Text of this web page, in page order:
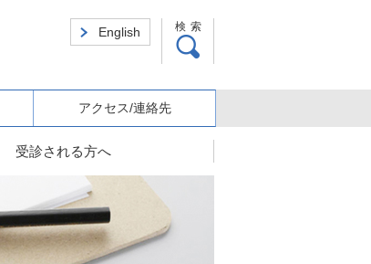
English 検索
アクセス/連絡先
受診される方へ